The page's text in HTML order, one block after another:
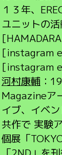
１３年、
ユニットの活
[instagram
[instagram
河村康輔 ：
Magazineア
イブ、イベ
共作で 実験
個展「